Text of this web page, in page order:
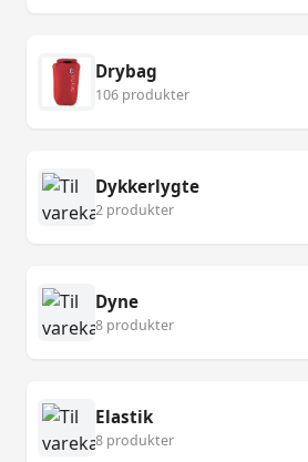
Drybag
106 produkter
Dykkerlygte
2 produkter
Dyne
8 produkter
Elastik
8 produkter